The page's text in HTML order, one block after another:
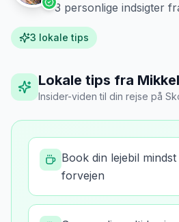
3 personlige indsigter
3 lokale tips
Lokale tips fra Mikkel
Insider-viden til din rejse på
Book din lejebil
forvejen